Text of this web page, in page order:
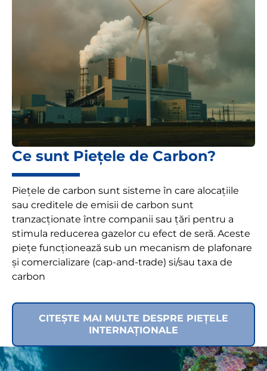
Ce sunt Piețele de Carbon?
Piețele de carbon sunt sisteme în care alocațiile
sau creditele de emisii de carbon sunt
tranzacționate între companii sau țări pentru a
stimula reducerea gazelor cu efect de seră. Aceste
piețe funcționează sub un mecanism de plafonare
și comercializare (cap-and-trade) si/sau taxa de
carbon
CITEȘTE MAI MULTE DESPRE PIEȚELE
INTERNAȚIONALE